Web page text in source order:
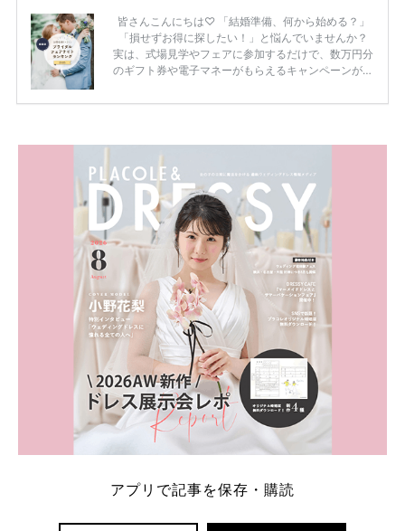
皆さんこんにちは♡ 「結婚準備、何から始める？」
「損せずお得に探したい！」と悩んでいませんか？
実は、式場見学やフェアに参加するだけで、数万円分
のギフト券や電子マネーがもらえるキャンペーンがあ
ため、比較せずに選ぶと損をしてしまうことも……。
内容：特典金額・条件・応募方法・注意点 「どこが
一番お得？」「プラコレの特典は？」といった疑問も
解決します。 まずは診断で候補を絞れる「ウェディ
ング診断」か、体験型 […]
続きを読む
アプリで記事を保存・購読